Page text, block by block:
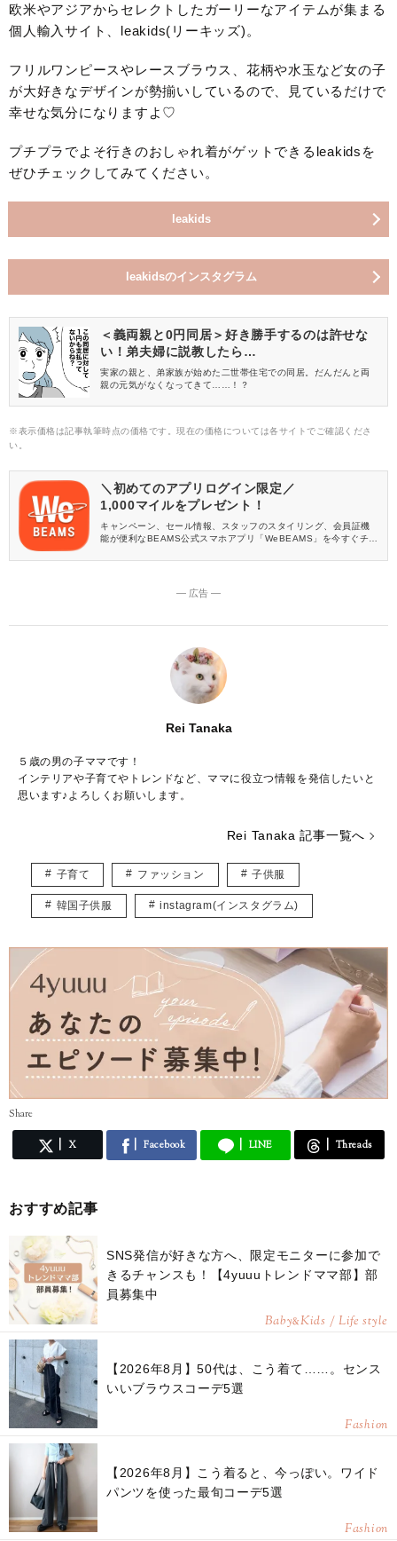
欧米やアジアからセレクトしたガーリーなアイテムが集まる
個人輸入サイト、leakids(リーキッズ)。
フリルワンピースやレースブラウス、花柄や水玉など女の子
が大好きなデザインが勢揃いしているので、見ているだけで
幸せな気分になりますよ♡
プチプラでよそ行きのおしゃれ着がゲットできるleakidsを
ぜひチェックしてみてください。
leakids
leakidsのインスタグラム
＜義両親と0円同居＞好き勝手するのは許せな
い！弟夫婦に説教したら…
実家の親と、弟家族が始めた二世帯住宅での同居。だんだんと両
親の元気がなくなってきて……！？
※表示価格は記事執筆時点の価格です。現在の価格については各サイトでご確認くださ
い。
＼初めてのアプリログイン限定／
1,000マイルをプレゼント！
キャンペーン、セール情報、スタッフのスタイリング、会員証機
能が便利なBEAMS公式スマホアプリ「WeBEAMS」を今すぐチェ
― 広告 ―
Rei Tanaka
５歳の男の子ママです！
インテリアや子育てやトレンドなど、ママに役立つ情報を発信したいと
思います♪よろしくお願いします。
Rei Tanaka 記事一覧へ
子育て ファッション 子供服
韓国子供服 instagram(インスタグラム)
Share
X Facebook LINE Threads
おすすめ記事
SNS発信が好きな方へ、限定モニターに参加で
きるチャンスも！【4yuuuトレンドママ部】部
員募集中
Baby&Kids / Life style
【2026年8月】50代は、こう着て……。センス
いいブラウスコーデ5選
Fashion
【2026年8月】こう着ると、今っぽい。ワイド
パンツを使った最旬コーデ5選
Fashion